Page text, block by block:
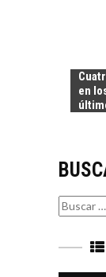
en
Buscar
por: